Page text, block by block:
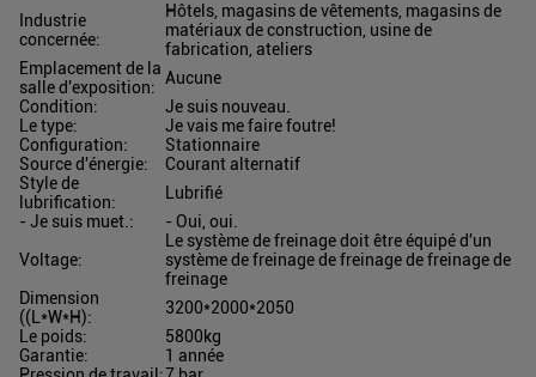
Industrie
concernée:
Hôtels, magasins de vêtements, magasins de
matériaux de construction, usine de
fabrication, ateliers
Emplacement de la
salle d'exposition: Aucune
Condition:
Je suis nouveau.
Le type:
Je vais me faire foutre!
Configuration:
Stationnaire
Source d'énergie:
Courant alternatif
Style de
lubrification:
Lubrifié
- Je suis muet.:
- Oui, oui.
Voltage:
Le système de freinage doit être équipé d'un
système de freinage de freinage de freinage de
freinage
Dimension
((L*W*H):
3200*2000*2050
Le poids:
5800kg
Garantie:
1 année